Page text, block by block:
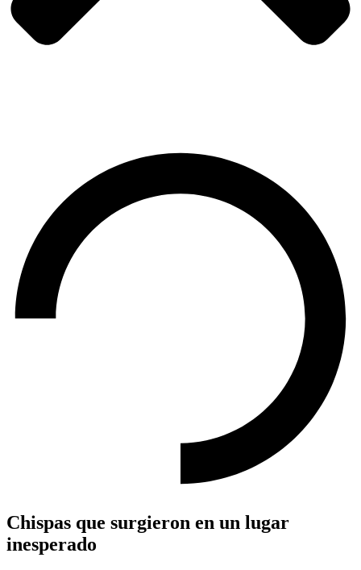
Chispas que surgieron en un lugar
inesperado